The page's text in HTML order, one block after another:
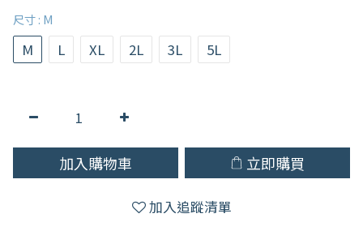
尺寸: M
M L XL 2L 3L 5L
加入購物車 立即購買
加入追蹤清單